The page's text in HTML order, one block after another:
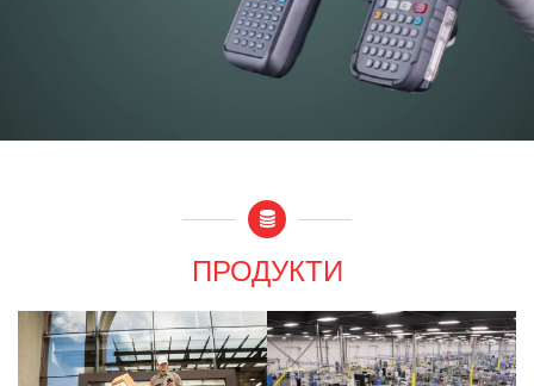
ПРОДУКТИ